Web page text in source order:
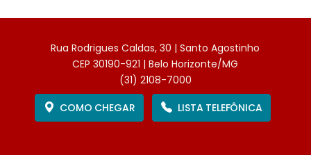
Rua Rodrigues Caldas, 30 | Santo Agostinho
CEP 30190-921 | Belo Horizonte/MG
(31) 2108-7000
COMO CHEGAR
LISTA TELEFÔNICA